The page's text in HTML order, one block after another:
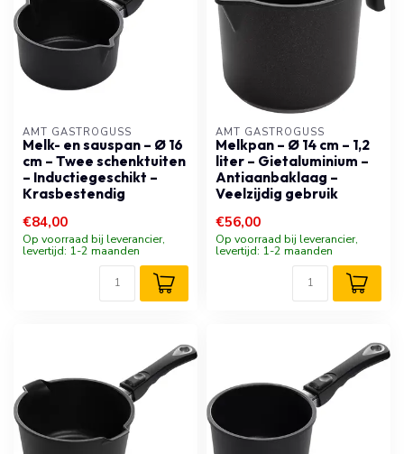
AMT GASTROGUSS
Melk- en sauspan – Ø 16
cm – Twee schenktuiten
– Inductiegeschikt –
Krasbestendig
€84,00
Op voorraad bij leverancier,
levertijd: 1-2 maanden
AMT GASTROGUSS
Melkpan – Ø 14 cm – 1,2
liter – Gietaluminium –
Antiaanbaklaag –
Veelzijdig gebruik
€56,00
Op voorraad bij leverancier,
levertijd: 1-2 maanden